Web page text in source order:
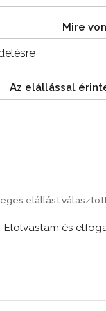
Mire
Az elállással
elállást
Elolvastam és